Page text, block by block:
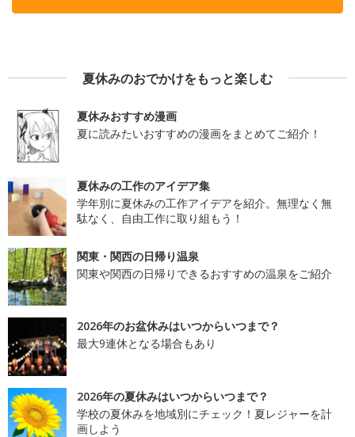
夏休みのおでかけをもっと楽しむ
夏休みおすすめ漫画
夏に読みたいおすすめの漫画をまとめてご紹介！
夏休みの工作のアイデア集
学年別に夏休みの工作アイデアを紹介。無理なく無
駄なく、自由工作に取り組もう！
関東・関西の日帰り温泉
関東や関西の日帰りできるおすすめの温泉をご紹介
2026年のお盆休みはいつからいつまで？
最大9連休となる場合もあり
2026年の夏休みはいつからいつまで？
学校の夏休みを地域別にチェック！夏レジャーを計
画しよう